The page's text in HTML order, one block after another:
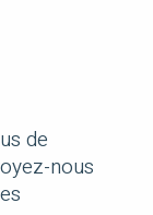
de
nous